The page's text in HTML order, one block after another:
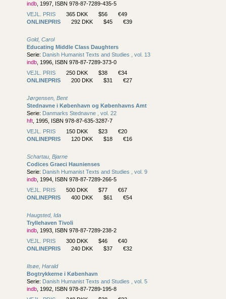
indb , 1997, ISBN 978-87-7289-435-5
VEJL. PRIS
365 DKK $56
€49
ONLINEPRIS
292 DKK $45 €39
Gold, Carol
Educating Middle Class Daughters
Serie: Danish Humanist Texts and Studies , vol. 13
indb , 1996, ISBN 978-87-7289-373-0
VEJL. PRIS
250 DKK $38
€34
ONLINEPRIS
200 DKK $31 €27
Jørgensen, Bent
Stednavne i København og Københavns Amt
Serie: Danmarks Stednavne , vol. 22
hft , 1995, ISBN 978-87-635-3287-7
VEJL. PRIS
150 DKK $23
€20
ONLINEPRIS
120 DKK $18 €16
Schartau, Bjarne
Codices Graeci Haunienses
Serie: Danish Humanist Texts and Studies , vol. 9
indb , 1994, ISBN 978-87-7289-266-5
VEJL. PRIS
500 DKK $77
€67
ONLINEPRIS
400 DKK $61 €54
Haugsted, Ida
Tryllehaven Tivoli
indb , 1993, ISBN 978-87-7289-238-2
VEJL. PRIS
300 DKK $46
€40
ONLINEPRIS
240 DKK $37 €32
Ilsøe, Harald
Bogtrykkerne i København
Serie: Danish Humanist Texts and Studies , vol. 5
indb , 1992, ISBN 978-87-7289-195-8